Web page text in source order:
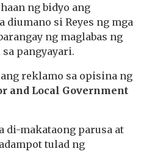
ng bidyo ang
si Reyes ng mga
ng maglabas ng
pangyayari.
reklamo sa opisina ng
and Local Government
di-makataong parusa at
tulad ng